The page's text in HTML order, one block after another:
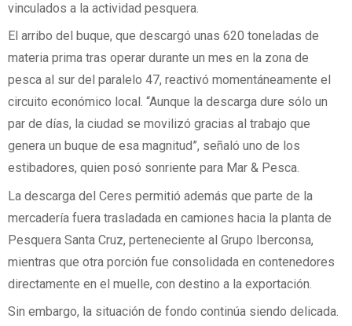
vinculados a la actividad pesquera.
El arribo del buque, que descargó unas 620 toneladas de
materia prima tras operar durante un mes en la zona de
pesca al sur del paralelo 47, reactivó momentáneamente el
circuito económico local. “Aunque la descarga dure sólo un
par de días, la ciudad se movilizó gracias al trabajo que
genera un buque de esa magnitud”, señaló uno de los
estibadores, quien posó sonriente para Mar & Pesca.
La descarga del Ceres permitió además que parte de la
mercadería fuera trasladada en camiones hacia la planta de
Pesquera Santa Cruz, perteneciente al Grupo Iberconsa,
mientras que otra porción fue consolidada en contenedores
directamente en el muelle, con destino a la exportación.
Sin embargo, la situación de fondo continúa siendo delicada.